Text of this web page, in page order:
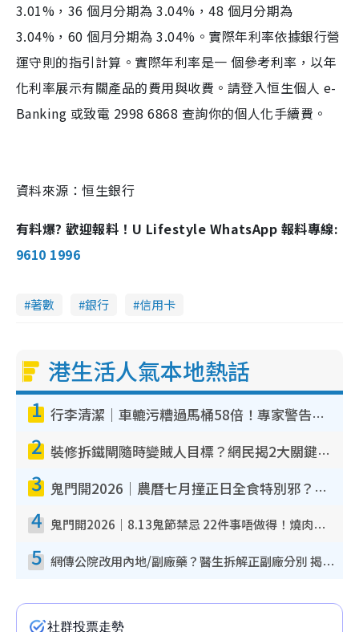
3.01%，36 個月分期為 3.04%，48 個月分期為
3.04%，60 個月分期為 3.04%。實際年利率依據銀行營
運守則的指引計算。實際年利率是一 個參考利率，以年
化利率展示有關產品的費用與收費。請登入恒生個人 e-
Banking 或致電 2998 6868 查詢你的個人化手續費。
資料來源：恒生銀行
有料爆? 歡迎報料！U Lifestyle WhatsApp 報料專線:
9610 1996
著數 銀行 信用卡
港生活人氣本地熱話
1 行李清潔｜車轆污糟過馬桶58倍！專家警告忌用酒精抹 教1招免污手除菌
2 裝修拆鐵閘隨時變賊人目標？網民揭2大關鍵用途：裝新式等於白裝？附新舊鐵閘分別
3 鬼門開2026｜農曆七月撞正日全食特別邪？專家警告切忌做一事！揭4大禁忌+2招保平安
4 鬼門開2026｜8.13鬼節禁忌 22件事唔做得！燒肉、刺身要少食？半夜勿吹口哨/打呢個電話
5 網傳公院改用內地/副廠藥？醫生拆解正副廠分別 揭4類人換藥隨時出事